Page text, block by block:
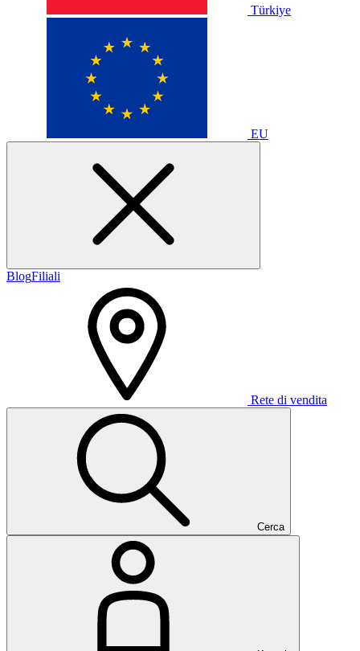
Türkiye
EU
BlogFiliali
Rete di vendita
Cerca